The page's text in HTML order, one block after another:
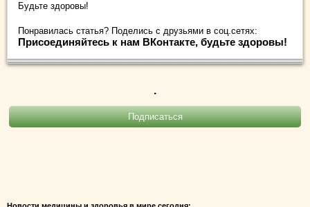
Будьте здоровы!
Понравилась статья? Поделись с друзьями в соц.сетях:
Присоединяйтесь к нам ВКонтакте, будьте здоровы!
.